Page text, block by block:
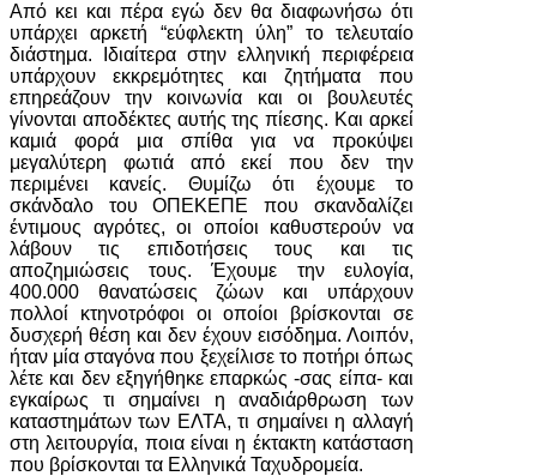
Από κει και πέρα εγώ δεν θα διαφωνήσω ότι
υπάρχει αρκετή “εύφλεκτη ύλη” το τελευταίο
διάστημα. Ιδιαίτερα στην ελληνική περιφέρεια
υπάρχουν εκκρεμότητες και ζητήματα που
επηρεάζουν την κοινωνία και οι βουλευτές
γίνονται αποδέκτες αυτής της πίεσης. Και αρκεί
καμιά φορά μια σπίθα για να προκύψει
μεγαλύτερη φωτιά από εκεί που δεν την
περιμένει κανείς. Θυμίζω ότι έχουμε το
σκάνδαλο του ΟΠΕΚΕΠΕ που σκανδαλίζει
έντιμους αγρότες, οι οποίοι καθυστερούν να
λάβουν τις επιδοτήσεις τους και τις
αποζημιώσεις τους. Έχουμε την ευλογία,
400.000 θανατώσεις ζώων και υπάρχουν
πολλοί κτηνοτρόφοι οι οποίοι βρίσκονται σε
δυσχερή θέση και δεν έχουν εισόδημα. Λοιπόν,
ήταν μία σταγόνα που ξεχείλισε το ποτήρι όπως
λέτε και δεν εξηγήθηκε επαρκώς -σας είπα- και
εγκαίρως τι σημαίνει η αναδιάρθρωση των
καταστημάτων των ΕΛΤΑ, τι σημαίνει η αλλαγή
στη λειτουργία, ποια είναι η έκτακτη κατάσταση
που βρίσκονται τα Ελληνικά Ταχυδρομεία.